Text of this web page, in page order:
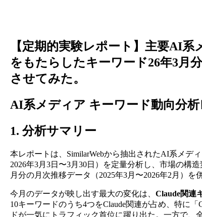
【定期的実験レポート】主要AI
をもたらしたキーワード26年3月
させてみた。
AI系メディア キーワード動向分析
1. 分析サマリー
本レポートは、SimilarWebから抽出されたAI系メデ
2026年3月3日〜3月30日）を定量分析し、市場の構
月分の月次推移データ（2025年3月〜2026年2月）を
今月のデータが映し出す最大の変化は、 Claude関連
10キーワードのうち4つをClaude関連が占め、特に
ドが一気にトラフィック首位に躍り出た。一方で、